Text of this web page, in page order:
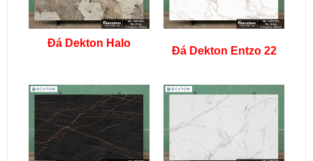
Đá Dekton Halo
Đá Dekton Entzo 22